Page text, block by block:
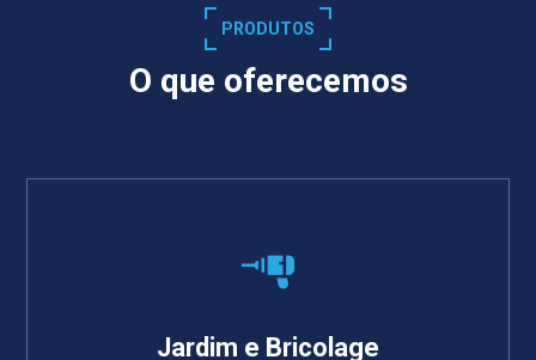
PRODUTOS
O que oferecemos
Jardim e Bricolage